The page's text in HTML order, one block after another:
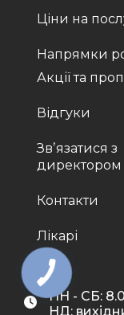
Ціни на
Напрямки
Акції та
Відгуки
Звʼязатися з
директором
Контакти
Лікарі
ПН - СБ:
НД: